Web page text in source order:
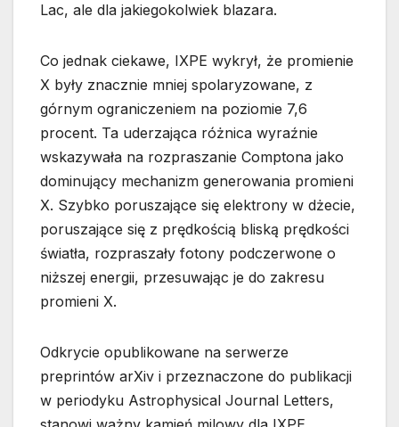
Lac, ale dla jakiegokolwiek blazara.
Co jednak ciekawe, IXPE wykrył, że promienie
X były znacznie mniej spolaryzowane, z
górnym ograniczeniem na poziomie 7,6
procent. Ta uderzająca różnica wyraźnie
wskazywała na rozpraszanie Comptona jako
dominujący mechanizm generowania promieni
X. Szybko poruszające się elektrony w dżecie,
poruszające się z prędkością bliską prędkości
światła, rozpraszały fotony podczerwone o
niższej energii, przesuwając je do zakresu
promieni X.
Odkrycie opublikowane na serwerze
preprintów arXiv i przeznaczone do publikacji
w periodyku Astrophysical Journal Letters,